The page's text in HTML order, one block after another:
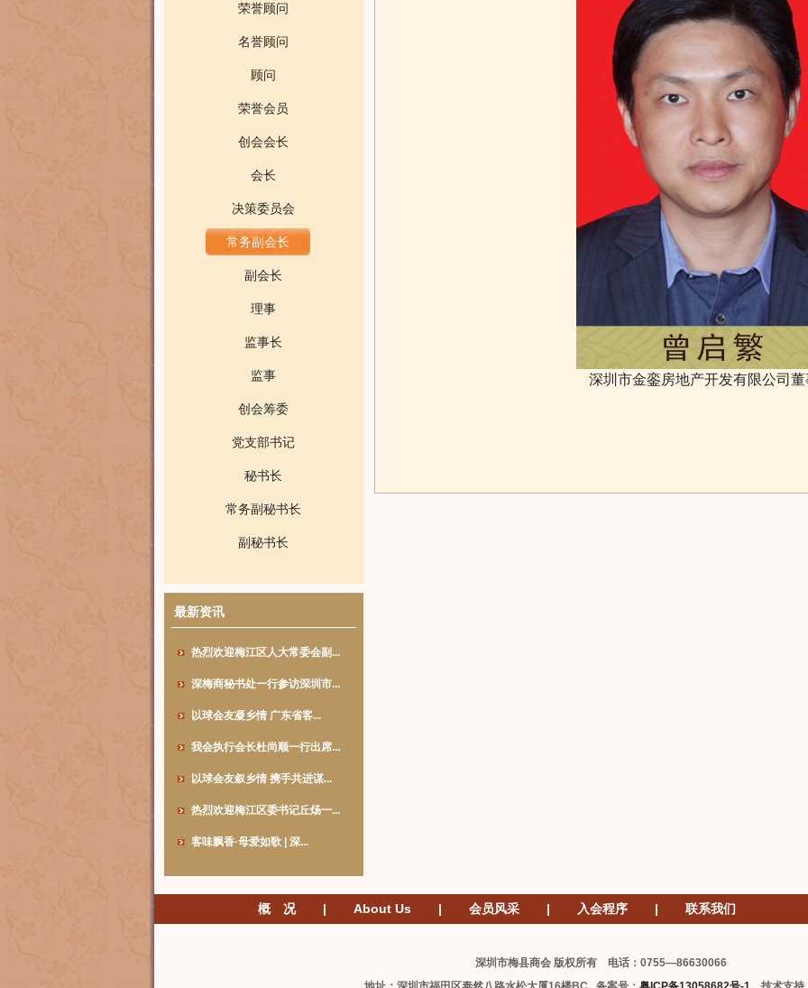
荣誉顾问
名誉顾问
顾问
荣誉会员
创会会长
会长
决策委员会
常务副会长
副会长
理事
监事长
监事
创会筹委
党支部书记
秘书长
常务副秘书长
副秘书长
最新资讯
热烈欢迎梅江区人大常委会副...
深梅商秘书处一行参访深圳市...
以球会友凝乡情 广东省客...
我会执行会长杜尚顺一行出席...
以球会友叙乡情 携手共进谋...
热烈欢迎梅江区委书记丘炀一...
客味飘香·母爱如歌 | 深...
深圳市金銮房地产开发有限公司董
概 况 | About Us | 会员风采 | 入会程序 | 联系我们
深圳市梅县商会 版权所有 电话：0755—86630066